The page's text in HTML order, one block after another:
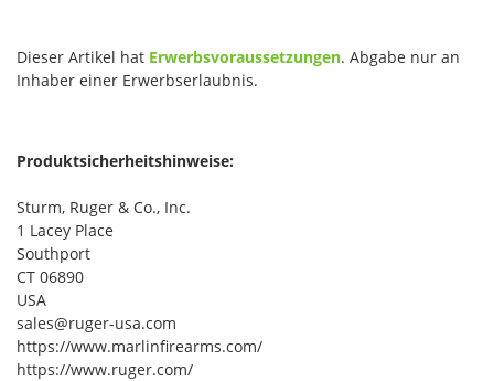
Dieser Artikel hat Erwerbsvoraussetzungen. Abgabe nur an
Inhaber einer Erwerbserlaubnis.
Produktsicherheitshinweise:
Sturm, Ruger & Co., Inc.
1 Lacey Place
Southport
CT 06890
USA
sales@ruger-usa.com
https://www.marlinfirearms.com/
https://www.ruger.com/